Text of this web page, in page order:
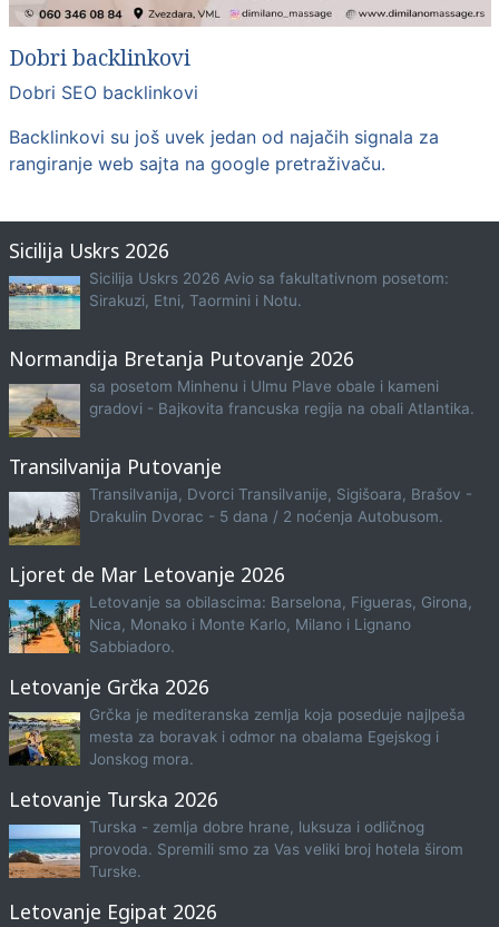
Dobri backlinkovi
Dobri SEO backlinkovi
Backlinkovi su još uvek jedan od najačih signala za
rangiranje web sajta na google pretraživaču.
Sicilija Uskrs 2026
Sicilija Uskrs 2026 Avio sa fakultativnom posetom:
Sirakuzi, Etni, Taormini i Notu.
Normandija Bretanja Putovanje 2026
sa posetom Minhenu i Ulmu Plave obale i kameni
gradovi - Bajkovita francuska regija na obali Atlantika.
Transilvanija Putovanje
Transilvanija, Dvorci Transilvanije, Sigišoara, Brašov -
Drakulin Dvorac - 5 dana / 2 noćenja Autobusom.
Ljoret de Mar Letovanje 2026
Letovanje sa obilascima: Barselona, Figueras, Girona,
Nica, Monako i Monte Karlo, Milano i Lignano
Sabbiadoro.
Letovanje Grčka 2026
Grčka je mediteranska zemlja koja poseduje najlpeša
mesta za boravak i odmor na obalama Egejskog i
Jonskog mora.
Letovanje Turska 2026
Turska - zemlja dobre hrane, luksuza i odličnog
provoda. Spremili smo za Vas veliki broj hotela širom
Turske.
Letovanje Egipat 2026